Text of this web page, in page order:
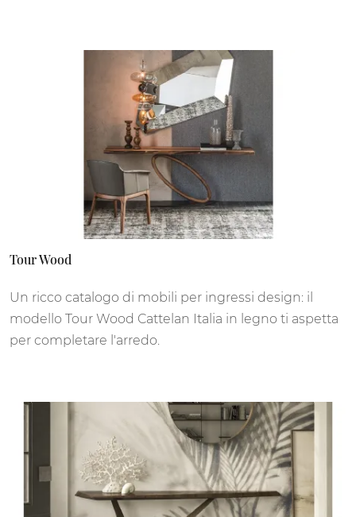
Tour Wood
Un ricco catalogo di mobili per ingressi design: il
modello Tour Wood Cattelan Italia in legno ti aspetta
per completare l'arredo.